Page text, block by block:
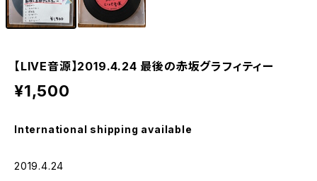
【LIVE音源】2019.4.24 最後の赤坂グラフィティー
¥1,500
International shipping available
2019.4.24